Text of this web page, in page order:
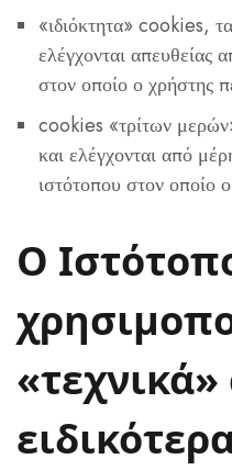
«ιδιόκτητα» cookies,
ελέγχονται απευθείας
στον οποίο ο χρήστης
cookies «τρίτων
και ελέγχονται από
ιστότοπου στον οποίο
Ο